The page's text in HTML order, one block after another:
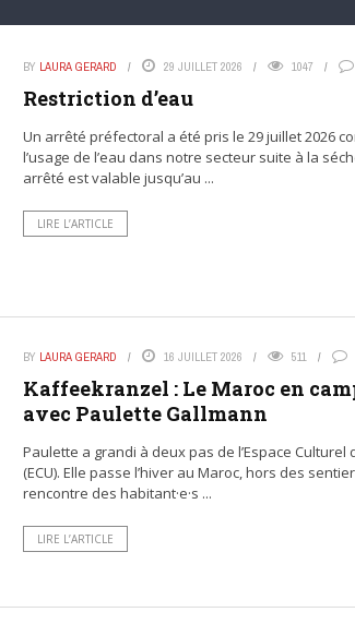
BY LAURA GERARD 29 JUILLET 2026 1047
Restriction d’eau
Un arrêté préfectoral a été pris le 29 juillet 2026
l’usage de l’eau dans notre secteur suite à la
arrêté est valable jusqu’au ...
LIRE L’ARTICLE
BY LAURA GERARD 16 JUILLET 2026 511
Kaffeekranzel : Le Maroc en
avec Paulette Gallmann
Paulette a grandi à deux pas de l’Espace Culturel
(ECU). Elle passe l’hiver au Maroc, hors des
rencontre des habitant·e·s ...
LIRE L’ARTICLE